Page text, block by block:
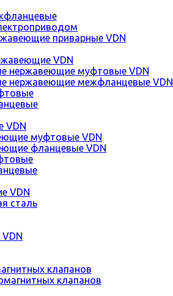
приварные VDN
VDN
нержавеющие муфтовые VDN
нержавеющие межфланцевые VDN
VDN
муфтовые VDN
фланцевые VDN
VDN
сталь
клапанов
клапанов